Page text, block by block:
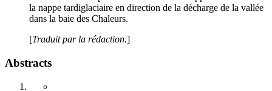
la nappe tardiglaciaire en direction de la décharge de la vallée
dans la baie des Chaleurs.
[Traduit par la rédaction.]
Abstracts